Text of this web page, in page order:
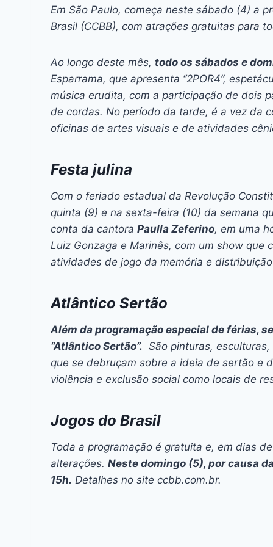
c
e
o
o
k
s
s
n
g
er
at
s
p
p
e
a
s
itt
er
er
e
k
e
n
l
Em São Paulo, começa neste sábado (4) a
Brasil (CCBB), com atrações gratuitas para
Ao longo deste mês, todo os sábados e
Esparrama, que apresenta “2POR4”,
música erudita, com a participação de dois
de cordas. No período da tarde, é a vez da
oficinas de artes visuais e de atividades
Festa julina
Com o feriado estadual da Revolução
quinta (9) e na sexta-feira (10) da semana
conta da cantora Paulla Zeferino, em uma
Luiz Gonzaga e Marinês, com um show
atividades de jogo da memória e
Atlântico Sertão
Além da programação especial de férias,
“Atlântico Sertão”. São pinturas,
que se debruçam sobre a ideia de sertão e
violência e exclusão social como locais de
Jogos do Brasil
Toda a programação é gratuita e, em dias
alterações. Neste domingo (5), por causa
15h. Detalhes no site ccbb.com.br.